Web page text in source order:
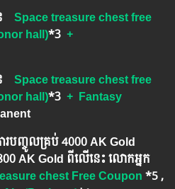
Space treasure chest free
hall)*3 +
Space treasure chest free
hall)*3 + Fantasy
ារបញ្ចូលគ្រប់ 4000​ AK Gold​
AK​ Gold​​ ពីលើនេះ លោកអ្នក
chest Free Coupon*5 ,